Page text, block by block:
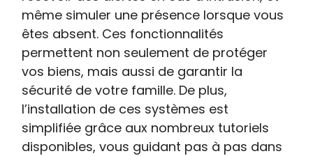
même simuler une présence lorsque vous
êtes absent. Ces fonctionnalités
permettent non seulement de protéger
vos biens, mais aussi de garantir la
sécurité de votre famille. De plus,
l’installation de ces systèmes est
simplifiée grâce aux nombreux tutoriels
disponibles, vous guidant pas à pas dans